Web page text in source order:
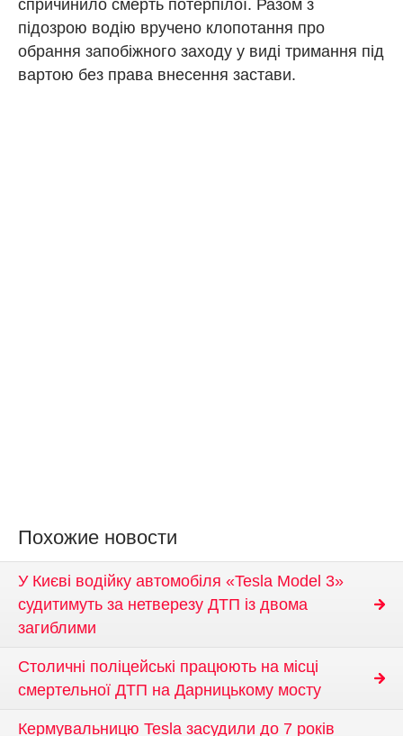
спричинило смерть потерпілої. Разом з
підозрою водію вручено клопотання про
обрання запобіжного заходу у виді тримання під
вартою без права внесення застави.
Похожие новости
У Києві водійку автомобіля «Tesla Model 3»
судитимуть за нетверезу ДТП із двома
загиблими
Столичні поліцейські працюють на місці
смертельної ДТП на Дарницькому мосту
Кермувальницю Tesla засудили до 7 років